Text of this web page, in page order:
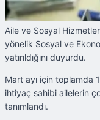
Aile ve Sosyal
yönelik Sosyal ve
yatırıldığını duyurdu.
Mart ayı için toplamda
ihtiyaç sahibi ailelerin
tanımlandı.